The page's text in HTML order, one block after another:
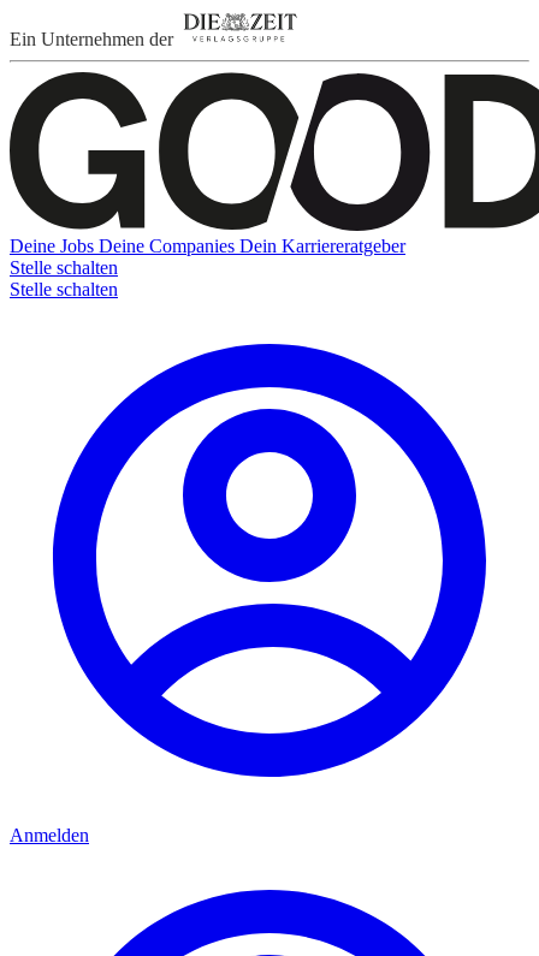
Ein Unternehmen der
Deine Jobs Deine Companies Dein Karriereratgeber
Stelle schalten
Stelle schalten
Anmelden